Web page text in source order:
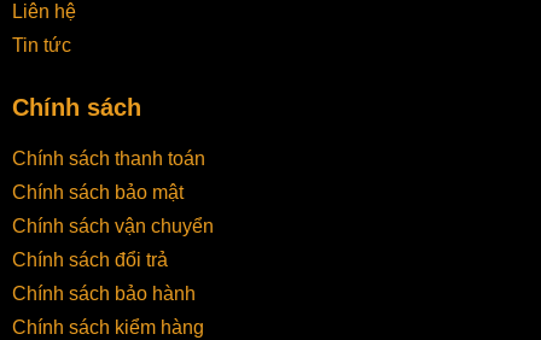
Liên hệ
Tin tức
Chính sách
Chính sách thanh toán
Chính sách bảo mật
Chính sách vận chuyển
Chính sách đổi trả
Chính sách bảo hành
Chính sách kiểm hàng